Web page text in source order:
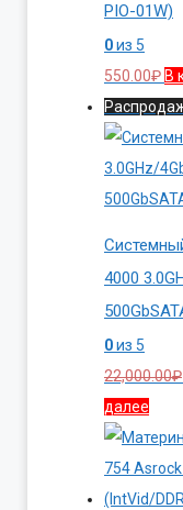
PIO-01W)
0из 5
550.00₽ В
4000
0из 5
22,000.00₽
далее